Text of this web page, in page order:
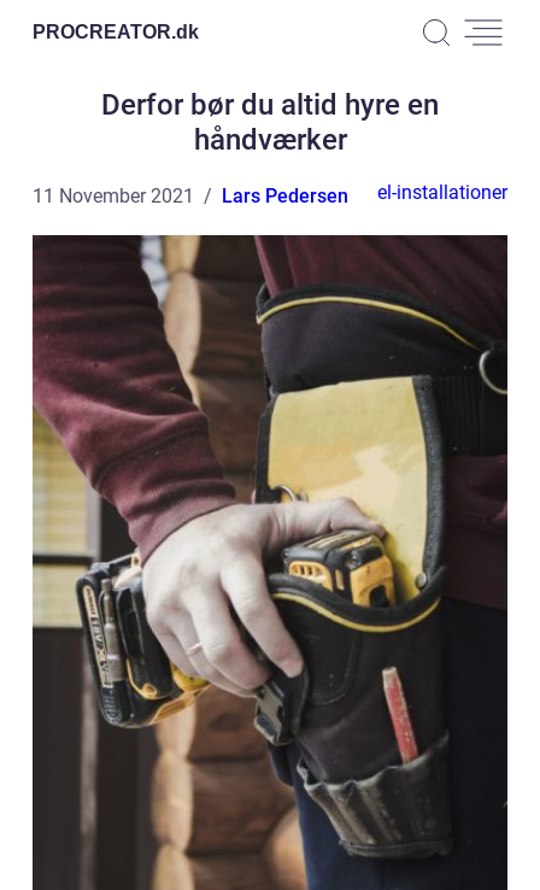
PROCREATOR.dk
Derfor bør du altid hyre en
håndværker
11 November 2021 Lars Pedersen el-installationer